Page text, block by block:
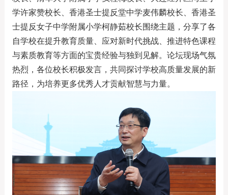
学许家赞校长、香港圣士提反堂中学麦伟麟校长、香港圣
士提反女子中学附属小学柯静茹校长围绕主题，分享了各
自学校在提升教育质量、应对新时代挑战、推进特色课程
与素质教育等方面的宝贵经验与独到见解。论坛现场气氛
热烈，各位校长积极发言，共同探讨学校高质量发展的新
路径，为培养更多优秀人才贡献智慧与力量。